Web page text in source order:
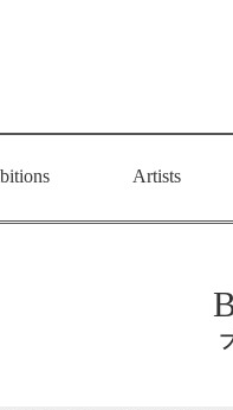
Artists